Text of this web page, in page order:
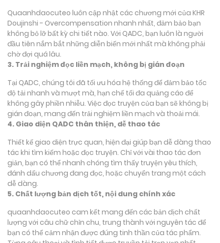
Quaanhdaocuteo luôn cập nhật các chương mới của KHR
Doujinshi - Overcompensation nhanh nhất, đảm bảo bạn
không bỏ lỡ bất kỳ chi tiết nào. Với QADC, bạn luôn là người
đầu tiên nắm bắt những diễn biến mới nhất mà không phải
chờ đợi quá lâu.
3. Trải nghiệm đọc liền mạch, không bị gián đoạn
Tại QADC, chúng tôi đã tối ưu hóa hệ thống để đảm bảo tốc
độ tải nhanh và mượt mà, hạn chế tối đa quảng cáo để
không gây phiền nhiễu. Việc đọc truyện của bạn sẽ không bị
gián đoạn, mang đến trải nghiệm liền mạch và thoải mái.
4. Giao diện QADC thân thiện, dễ thao tác
Thiết kế giao diện trực quan, hiện đại giúp bạn dễ dàng thao
tác khi tìm kiếm hoặc đọc truyện. Chỉ với vài thao tác đơn
giản, bạn có thể nhanh chóng tìm thấy truyện yêu thích,
đánh dấu chương đang đọc, hoặc chuyển trang một cách
dễ dàng.
5. Chất lượng bản dịch tốt, nội dung chính xác
quaanhdaocuteo cam kết mang đến các bản dịch chất
lượng với câu chữ chỉn chu, trung thành với nguyên tác để
bạn có thể cảm nhận được đúng tinh thần của tác phẩm.